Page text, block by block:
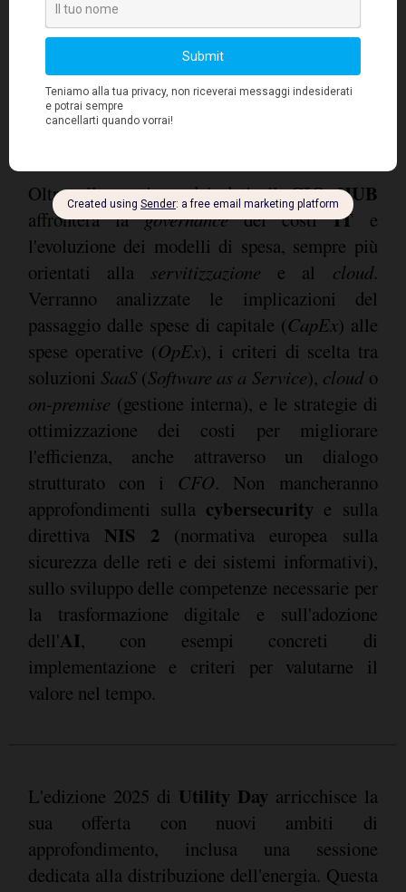
strategie dati, misurare il successo dei progetti
tramite indicatori di performance (KPI
concreti e creare una sinergia tra sistemi e
persone per ottenere informazioni utili.
Oltre alla gestione dei dati, ilCIO HUB
affronterà lagovernancedei costiIT e
l'evoluzione dei modelli di spesa, sempre più
orientati alla
servitizzazione e al cloud.
Verranno analizzate le implicazioni del
passaggio dalle spese di capitale (CapEx) alle
spese operative (OpEx), i criteri di scelta tra
soluzioni SaaS(Software as a Service), cloudo
on-premise (gestione interna), e le strategie di
ottimizzazione dei costi per migliorare
l'efficienza, anche attraverso un dialogo
strutturato con i CFO. Non mancheranno
approfondimenti sulla cybersecuritye sulla
direttiva NIS 2(normativa europea sulla
sicurezza delle reti e dei sistemi informativi),
sullo sviluppo delle competenze necessarie per
la trasformazione digitale e sull'adozione
dell'AI, con esempi concreti di
implementazione e criteri per valutarne il
valore nel tempo.
L'edizione 2025 di Utility Dayarricchisce la
sua offerta con nuovi ambiti di
approfondimento, inclusa una sessione
dedicata alla distribuzione dell'energia. Questa